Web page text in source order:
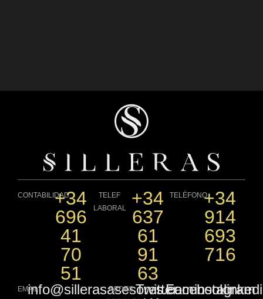
CONTABILIDAD+34
696
41
70
51
TELEF
LABORAL
+34
637
61
91
63
TELÉFONO+34
914
693
716
EMAILinfo@sillerasasesores.com
REDES TwitterFacebook
instagram